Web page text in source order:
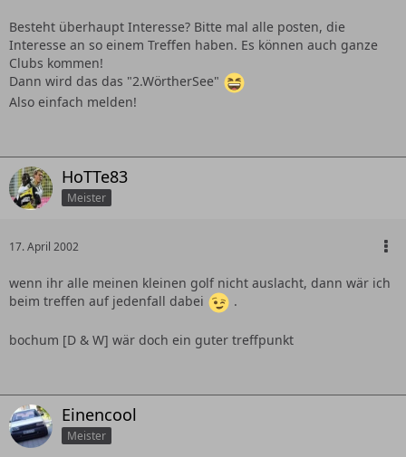
Besteht überhaupt Interesse? Bitte mal alle posten, die
Interesse an so einem Treffen haben. Es können auch ganze
Clubs kommen!
Dann wird das das "2.WörtherSee"
Also einfach melden!
HoTTe83
Meister
17. April 2002
wenn ihr alle meinen kleinen golf nicht auslacht, dann wär ich
beim treffen auf jedenfall dabei
.
bochum [D & W] wär doch ein guter treffpunkt
Einencool
Meister